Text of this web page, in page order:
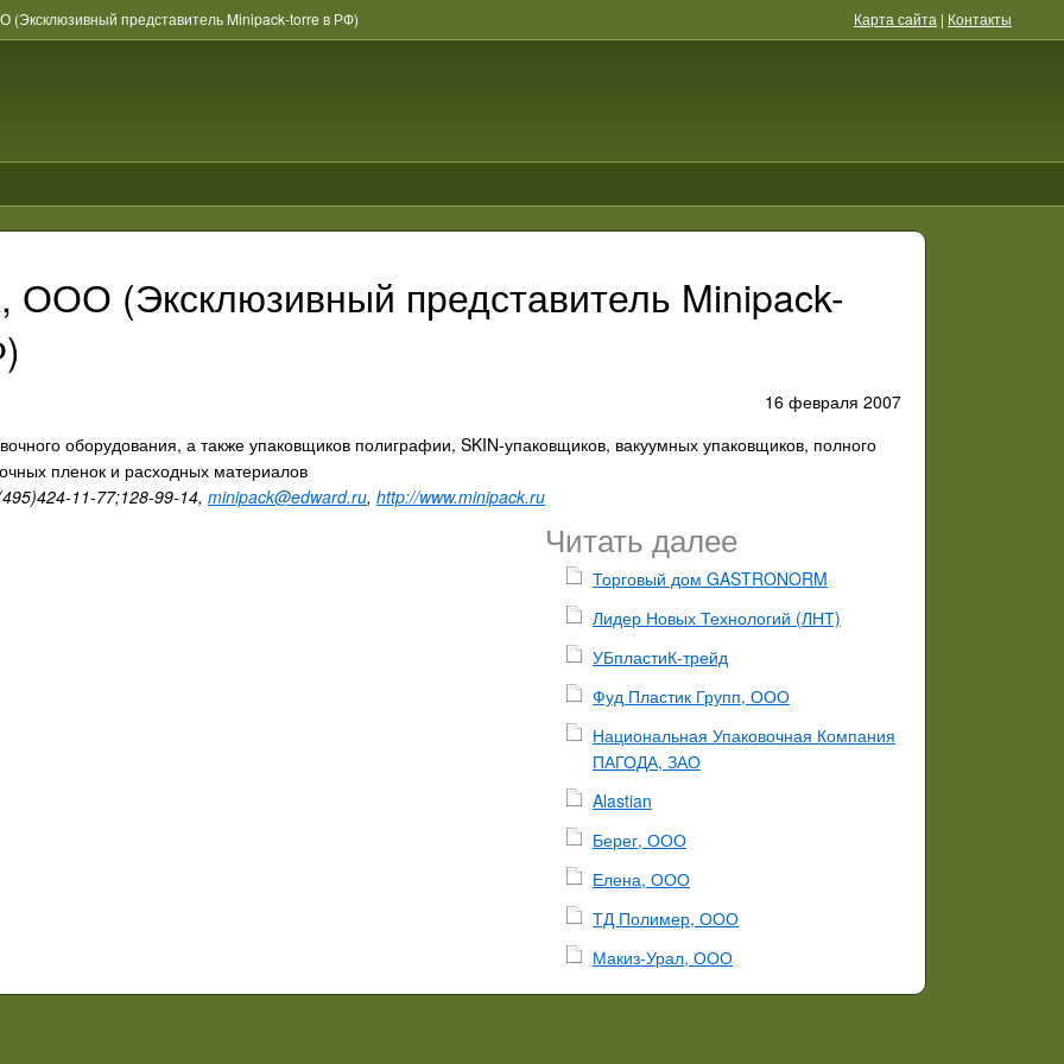
(Эксклюзивный представитель Minipack-torre в РФ) Карта сайта | Контакты
ООО (Эксклюзивный представитель Minipack-
16 февраля 2007
оборудования, а также упаковщиков полиграфии, SKIN-упаковщиков, вакуумных упаковщиков, полного
пленок и расходных материалов
11-77;128-99-14, minipack@edward.ru, http://www.minipack.ru
Читать далее
Торговый дом GASTRONORM
Лидер Новых Технологий (ЛНТ)
УБпластиК-трейд
Фуд Пластик Групп, ООО
Национальная Упаковочная Компания
ПАГОДА, ЗАО
Alastian
Берег, ООО
Елена, ООО
ТД Полимер, ООО
Макиз-Урал, ООО